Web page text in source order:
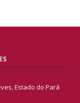
Estado do Pará